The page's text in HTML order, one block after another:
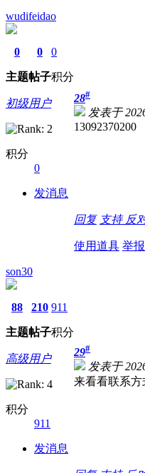
wudifeidao
0
主题
0
帖子
0
积分
初级用户
积分
0
发消息
28#
发表于
13092370200
回复 支持 反
使用道具 举报
son30
88
主题
210
帖子
911
积分
高级用户
积分
911
发消息
29#
发表于
来看看联系